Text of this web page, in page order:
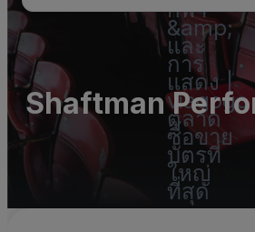
กีฬา
&amp;
และ
การ
แสดง |
viagogo
ตลาด
ซื้อขาย
บัตรที่
ใหญ่
ที่สุด
Shaftman
Hall at
- Complex
(InActive)